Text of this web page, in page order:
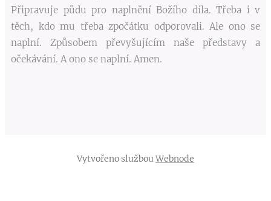
Připravuje půdu pro naplnění Božího díla. Třeba i v
těch, kdo mu třeba zpočátku odporovali. Ale ono se
naplní. Způsobem převyšujícím naše představy a
očekávání. A ono se naplní. Amen.
Vytvořeno službouWebnode